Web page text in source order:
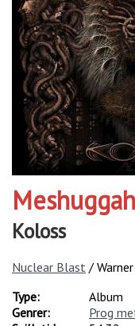
Meshuggah
Koloss
Nuclear Blast /
Type:
Album
Genrer:
Prog